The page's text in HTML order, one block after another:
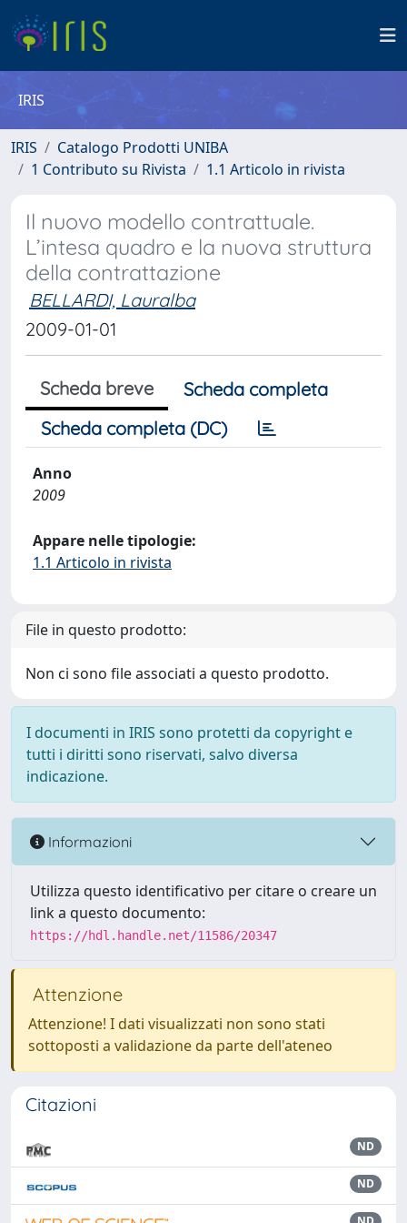
IRIS
IRIS
Catalogo Prodotti UNIBA
1 Contributo su Rivista
1.1 Articolo in rivista
Il nuovo modello contrattuale.
L’intesa quadro e la nuova struttura
della contrattazione
BELLARDI, Lauralba
2009-01-01
Scheda breve
Scheda completa
Scheda completa (DC)
Anno
2009
Appare nelle tipologie:
1.1 Articolo in rivista
File in questo prodotto:
Non ci sono file associati a questo prodotto.
I documenti in IRIS sono protetti da copyright e
tutti i diritti sono riservati, salvo diversa
indicazione.
Informazioni
Utilizza questo identificativo per citare o creare un
link a questo documento:
https://hdl.handle.net/11586/20347
Attenzione
Attenzione! I dati visualizzati non sono stati
sottoposti a validazione da parte dell'ateneo
Citazioni
ND
ND